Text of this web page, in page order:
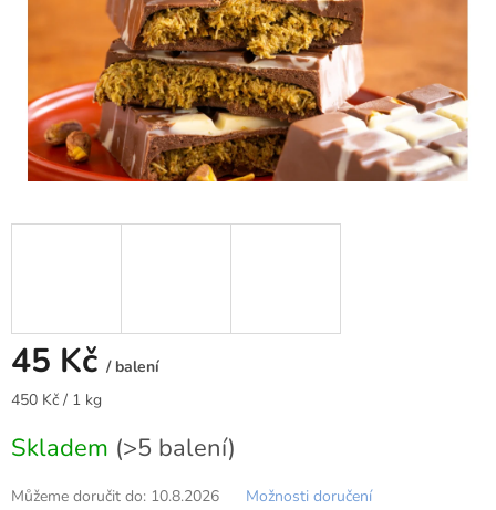
45 Kč / balení
Měrná
450 Kč / 1 kg
Skladem (>5 balení)
Můžeme doručit do: 10.8.2026 Možnosti doručení